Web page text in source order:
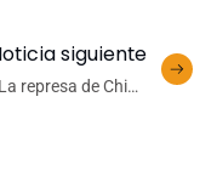
siguiente
represa de China